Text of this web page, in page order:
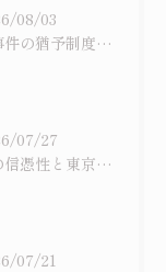
08/03
刑事事件の猶予制度を徹底比較し判決後の影響や前科の有無まで具体的に解説
07/27
証言の信憑性と東京都国立市における刑事事件での証拠の扱いを徹底解説
07/21